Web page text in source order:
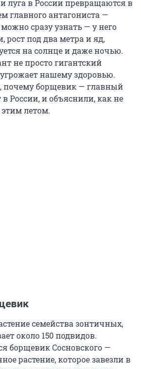
луга в России превращаются в
главного антагониста —
сразу узнать — у него
рост под два метра и яд,
на солнце и даже ночью.
не просто гигантский
нашему здоровью.
почему борщевик — главный
в России, и объяснили, как не
этим летом.
семейства зонтичных,
около 150 подвидов.
борщевик Сосновского —
растение, которое завезли в